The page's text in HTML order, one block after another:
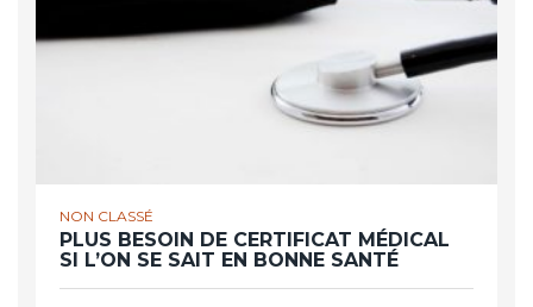
NON CLASSÉ
PLUS BESOIN DE CERTIFICAT MÉDICAL
SI L’ON SE SAIT EN BONNE SANTÉ